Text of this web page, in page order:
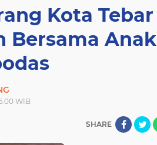
Kota Tebar
Bersama Anak
WIB
SHARE